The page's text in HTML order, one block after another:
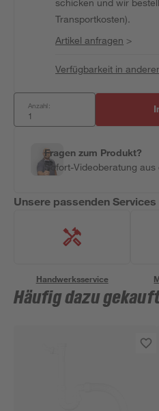
schicken und wir
Transportkosten).
Artikel anfragen >
Verfügbarkeit in
Anzahl:
Fragen zum Produkt?
Sofort-Videoberatung
Unsere passenden Services
Handwerksservice
Häufig dazu